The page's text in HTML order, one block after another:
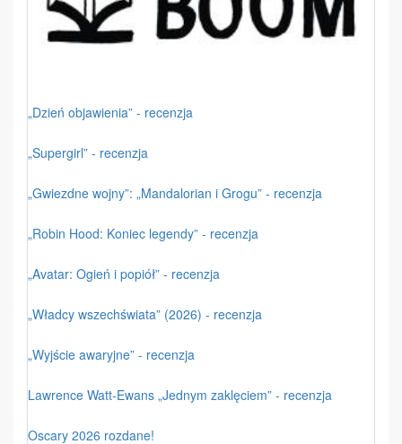
„Dzień objawienia” - recenzja
„Supergirl” - recenzja
„Gwiezdne wojny”: „Mandalorian i Grogu” - recenzja
„Robin Hood: Koniec legendy” - recenzja
„Avatar: Ogień i popiół” - recenzja
„Władcy wszechświata” (2026) - recenzja
„Wyjście awaryjne” - recenzja
Lawrence Watt-Ewans „Jednym zaklęciem” - recenzja
Oscary 2026 rozdane!